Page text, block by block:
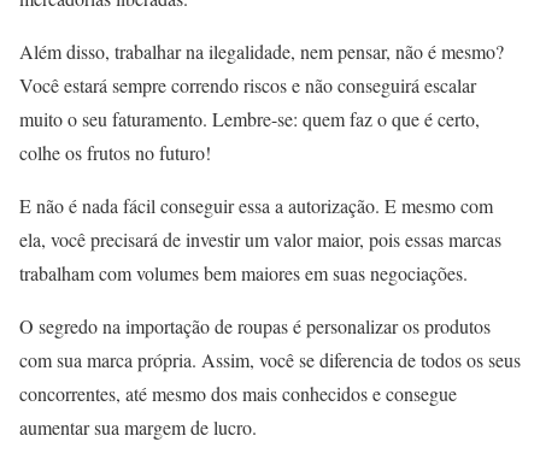
Além disso, trabalhar na ilegalidade, nem pensar, não é mesmo?
Você estará sempre correndo riscos e não conseguirá escalar
muito o seu faturamento. Lembre-se: quem faz o que é certo,
colhe os frutos no futuro!
E não é nada fácil conseguir essa a autorização. E mesmo com
ela, você precisará de investir um valor maior, pois essas marcas
trabalham com volumes bem maiores em suas negociações.
O segredo na importação de roupas é personalizar os produtos
com sua marca própria. Assim, você se diferencia de todos os seus
concorrentes, até mesmo dos mais conhecidos e consegue
aumentar sua margem de lucro.